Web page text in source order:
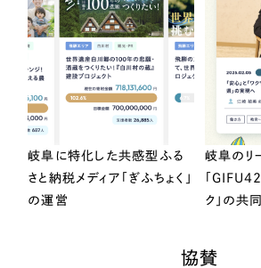
岐阜に特化した共感型ふる
さと納税メディア「ぎふちょく」
の運営
岐阜のリ
「
ク」の共
協賛